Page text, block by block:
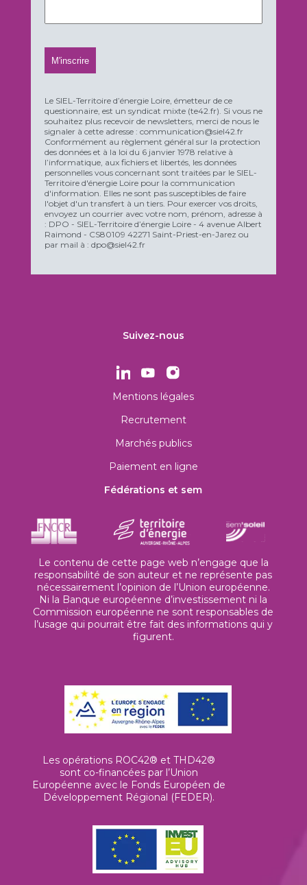
Le SIEL-Territoire d’énergie Loire, émetteur de ce
questionnaire, est un syndicat mixte (te42.fr). Si vous ne
souhaitez plus recevoir de newsletters, merci de nous le
signaler à cette adresse : communication@siel42.fr
Conformément au règlement général sur la protection
des données et à la loi du 6 janvier 1978 relative à
l’informatique, aux fichiers et libertés, les données
personnelles vous concernant sont traitées par le SIEL-
Territoire d'énergie Loire pour la communication
d'information. Elles ne sont pas susceptibles de faire
l'objet d'un transfert à un tiers. Pour exercer vos droits,
envoyez un courrier avec votre nom, prénom, adresse à
: DPO - SIEL-Territoire d’énergie Loire - 4 avenue Albert
Raimond - CS80109 42271 Saint-Priest-en-Jarez ou
par mail à : dpo@siel42.fr
Suivez-nous
Mentions légales
Recrutement
Marchés publics
Paiement en ligne
Fédérations et sem
Le contenu de cette page web n’engage que la
responsabilité de son auteur et ne représente pas
nécessairement l’opinion de l’Union européenne.
Ni la Banque européenne d’investissement ni la
Commission européenne ne sont responsables de
l’usage qui pourrait être fait des informations qui y
figurent.
Les opérations ROC42® et THD42®
sont co-financées par l’Union
Européenne avec le Fonds Européen de
Développement Régional (FEDER).